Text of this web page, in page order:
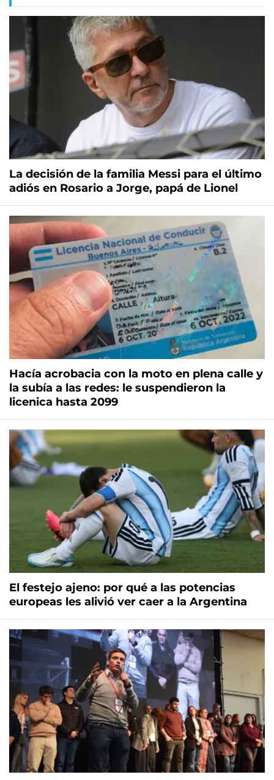
La decisión de la familia Messi para el último
adiós en Rosario a Jorge, papá de Lionel
Hacía acrobacia con la moto en plena calle y
la subía a las redes: le suspendieron la
licenica hasta 2099
El festejo ajeno: por qué a las potencias
europeas les alivió ver caer a la Argentina